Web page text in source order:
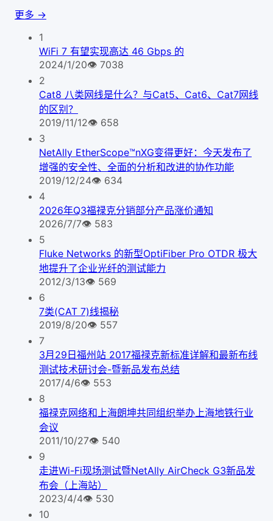
更多 →
1
WiFi 7 有望实现高达 46 Gbps 的
2024/1/20👁 7038
2
Cat8 八类网线是什么？与Cat5、Cat6、Cat7网线
的区别？
2019/11/12👁 658
3
NetAlly EtherScope™nXG变得更好：今天发布了
增强的安全性、全面的分析和改进的协作功能
2019/12/24👁 634
4
2026年Q3福禄克分销部分产品涨价通知
2026/7/7👁 583
5
Fluke Networks 的新型OptiFiber Pro OTDR 极大
地提升了企业光纤的测试能力
2012/3/13👁 569
6
7类(CAT 7)线揭秘
2019/8/20👁 557
7
3月29日福州站 2017福禄克新标准详解和最新布线
测试技术研讨会-暨新品发布总结
2017/4/6👁 553
8
福禄克网络和上海朗坤共同组织举办上海地铁行业
会议
2011/10/27👁 540
9
走进Wi-Fi现场测试暨NetAlly AirCheck G3新品发
布会（上海站）
2023/4/4👁 530
10